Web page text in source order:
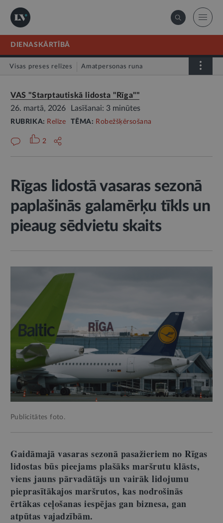
DIENASKĀRTĪBĀ
Visas preses relīzes Amatpersonas runa
VAS "Starptautiskā lidosta "Rīga""
26. martā, 2026
Lasīšanai: 3 minūtes
RUBRIKA: Relīze TĒMA: Robežšķērsošana
2
Rīgas lidostā vasaras sezonā
paplašinās galamērķu tīkls un
pieaug sēdvietu skaits
Publicitātes foto.
Gaidāmajā vasaras sezonā pasažieriem no Rīgas
lidostas būs pieejams plašāks maršrutu klāsts,
viens jauns pārvadātājs un vairāk lidojumu
pieprasītākajos maršrutos, kas nodrošinās
ērtākas ceļošanas iespējas gan biznesa, gan
atpūtas vajadzībām.